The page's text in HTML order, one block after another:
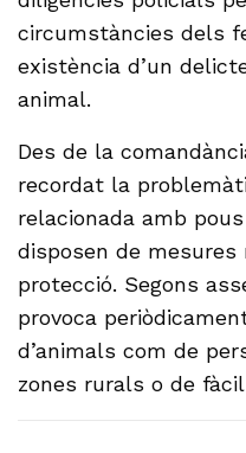
circumstàncies dels
existència d’un
animal.
Des de la
recordat la
relacionada amb
disposen de
protecció. Segons
provoca
d’animals com de
zones rurals o de